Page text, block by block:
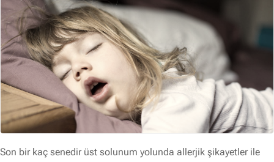
Son bir kaç senedir üst solunum yolunda allerjik şikayetler ile